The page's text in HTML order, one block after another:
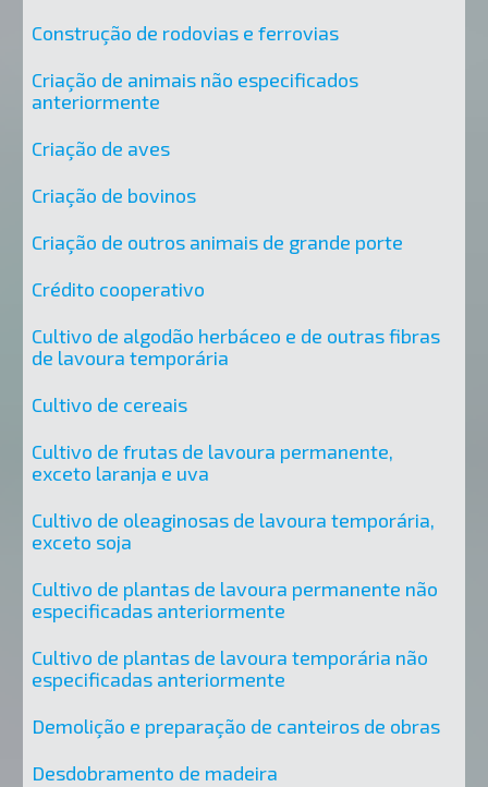
Construção de rodovias e ferrovias
Criação de animais não especificados
anteriormente
Criação de aves
Criação de bovinos
Criação de outros animais de grande porte
Crédito cooperativo
Cultivo de algodão herbáceo e de outras fibras
de lavoura temporária
Cultivo de cereais
Cultivo de frutas de lavoura permanente,
exceto laranja e uva
Cultivo de oleaginosas de lavoura temporária,
exceto soja
Cultivo de plantas de lavoura permanente não
especificadas anteriormente
Cultivo de plantas de lavoura temporária não
especificadas anteriormente
Demolição e preparação de canteiros de obras
Desdobramento de madeira